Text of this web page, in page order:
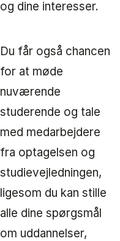
og dine interesser.
Du får også chancen
for at møde
nuværende
studerende og tale
med medarbejdere
fra optagelsen og
studievejledningen,
ligesom du kan stille
alle dine spørgsmål
om uddannelser,